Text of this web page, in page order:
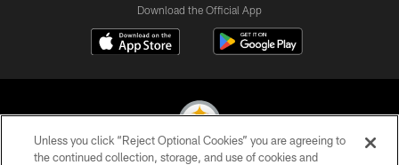
Download the Official App
Unless you click “Reject Optional Cookies” you are agreeing to
the continued collection, storage, and use of cookies and